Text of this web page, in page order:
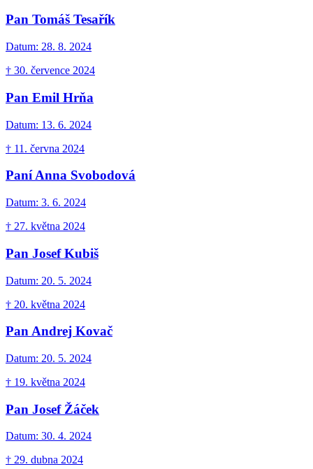
Pan Tomáš Tesařík
Datum: 28. 8. 2024
† 30. července 2024
Pan Emil Hrňa
Datum: 13. 6. 2024
† 11. června 2024
Paní Anna Svobodová
Datum: 3. 6. 2024
† 27. května 2024
Pan Josef Kubiš
Datum: 20. 5. 2024
† 20. května 2024
Pan Andrej Kovač
Datum: 20. 5. 2024
† 19. května 2024
Pan Josef Žáček
Datum: 30. 4. 2024
† 29. dubna 2024